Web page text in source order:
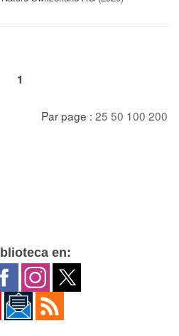
1
Par page : 25 50 100 200
en: